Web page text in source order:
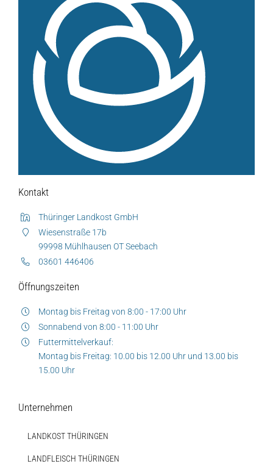
Kontakt
Thüringer Landkost GmbH
Wiesenstraße 17b
99998 Mühlhausen OT Seebach
03601 446406
Öffnungszeiten
Montag bis Freitag von 8:00 - 17:00 Uhr
Sonnabend von 8:00 - 11:00 Uhr
Futtermittelverkauf:
Montag bis Freitag: 10.00 bis 12.00 Uhr und 13.00 bis
15.00 Uhr
Unternehmen
LANDKOST THÜRINGEN
LANDFLEISCH THÜRINGEN
Weitere Verkaufsstellen
Über uns
Unsere Marken-Familie